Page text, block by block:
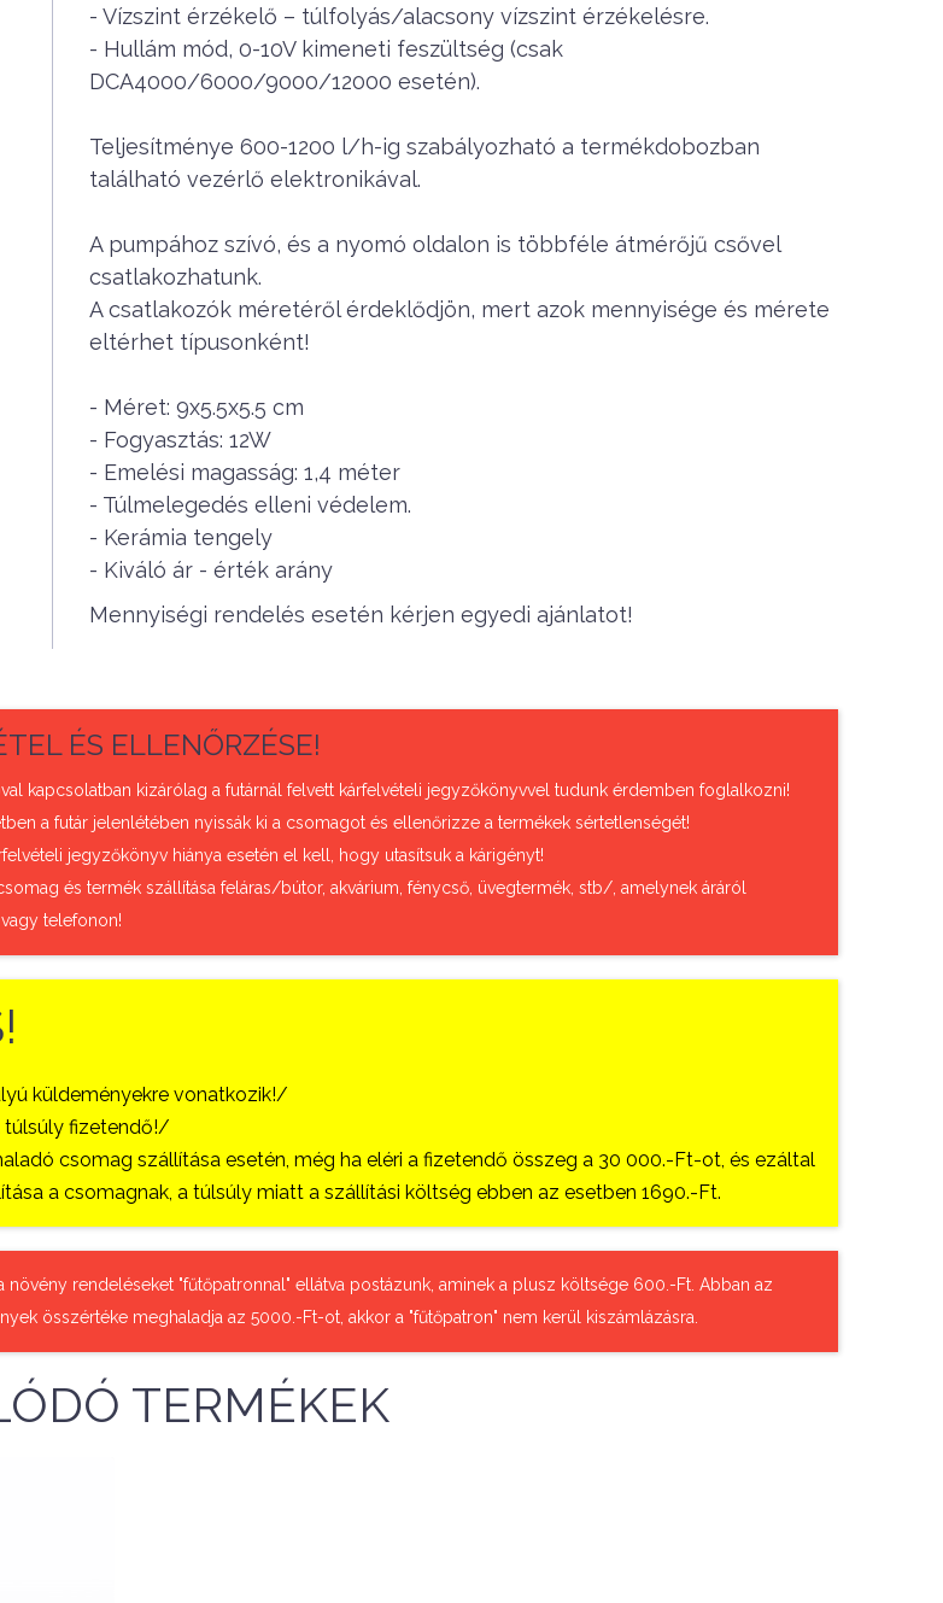
- Vízszint érzékelő – túlfolyás/alacsony vízszint érzékelésre.
- Hullám mód, 0-10V kimeneti feszültség (csak
DCA4000/6000/9000/12000 esetén).
Teljesítménye 600-1200 l/h-ig szabályozható a termékdobozban
található vezérlő elektronikával.
A pumpához szívó, és a nyomó oldalon is többféle átmérőjű csővel
csatlakozhatunk.
A csatlakozók méretéről érdeklődjön, mert azok mennyisége és mérete
eltérhet típusonként!
- Méret: 9x5.5x5.5 cm
- Fogyasztás: 12W
- Emelési magasság: 1,4 méter
- Túlmelegedés elleni védelem.
- Kerámia tengely
- Kiváló ár - érték arány
Mennyiségi rendelés esetén kérjen egyedi ajánlatot!
ÉS ELLENŐRZÉSE!
kapcsolatban kizárólag a futárnál felvett kárfelvételi jegyzőkönyvvel tudunk érdemben foglalkozni!
a futár jelenlétében nyissák ki a csomagot és ellenőrizze a termékek sértetlenségét!
jegyzőkönyv hiánya esetén el kell, hogy utasítsuk a kárigényt!
és termék szállítása feláras/bútor, akvárium, fénycső, üvegtermék, stb/, amelynek áráról
telefonon!
küldeményekre vonatkozik!/
fizetendő!/
csomag szállítása esetén, még ha eléri a fizetendő összeg a 30 000.-Ft-ot, és ezáltal
a csomagnak, a túlsúly miatt a szállítási költség ebben az esetben 1690.-Ft.
növény rendeléseket "fűtőpatronnal" ellátva postázunk, aminek a plusz költsége 600.-Ft. Abban az
összértéke meghaladja az 5000.-Ft-ot, akkor a "fűtőpatron" nem kerül kiszámlázásra.
TERMÉKEK